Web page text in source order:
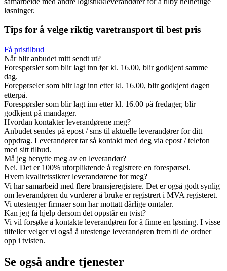
løsninger.
Tips for å velge riktig varetransport til best pris
Få pristilbud
Når blir anbudet mitt sendt ut?
Forespørsler som blir lagt inn før kl. 16.00, blir godkjent samme
dag.
Forepørseler som blir lagt inn etter kl. 16.00, blir godkjent dagen
etterpå.
Forespørsler som blir lagt inn etter kl. 16.00 på fredager, blir
godkjent på mandager.
Hvordan kontakter leverandørene meg?
Anbudet sendes på epost / sms til aktuelle leverandører for ditt
oppdrag. Leverandører tar så kontakt med deg via epost / telefon
med sitt tilbud.
Må jeg benytte meg av en leverandør?
Nei. Det er 100% uforpliktende å registrere en forespørsel.
Hvem kvalitetssikrer leverandørene for meg?
Vi har samarbeid med flere bransjeregistere. Det er også godt synlig
om leverandøren du vurderer å bruke er registrert i MVA registeret.
Vi utestenger firmaer som har mottatt dårlige omtaler.
Kan jeg få hjelp dersom det oppstår en tvist?
Vi vil forsøke å kontakte leverandøren for å finne en løsning. I visse
tilfeller velger vi også å utestenge leverandøren frem til de ordner
opp i tvisten.
Se også andre tjenester